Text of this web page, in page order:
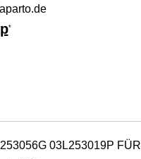
*
03L253019P FÜR